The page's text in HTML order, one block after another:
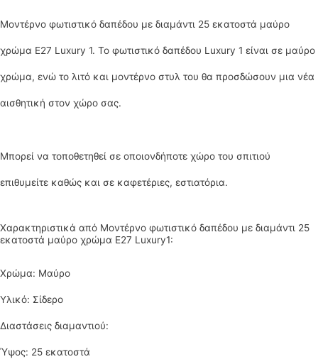
Μοντέρνο φωτιστικό δαπέδου με διαμάντι 25 εκατοστά μαύρο
χρώμα Ε27 Luxury 1. Το φωτιστικό δαπέδου Luxury 1 είναι σε μαύρο
χρώμα, ενώ το λιτό και μοντέρνο στυλ του θα προσδώσουν μια νέα
αισθητική στον χώρο σας.
Μπορεί να τοποθετηθεί σε οποιονδήποτε χώρο του σπιτιού
επιθυμείτε καθώς και σε καφετέριες, εστιατόρια.
Χαρακτηριστικά από Μοντέρνο φωτιστικό δαπέδου με διαμάντι 25
εκατοστά μαύρο χρώμα Ε27 Luxury1:
Χρώμα: Μαύρο
Υλικό: Σίδερο
Διαστάσεις διαμαντιού:
Ύψος: 25 εκατοστά